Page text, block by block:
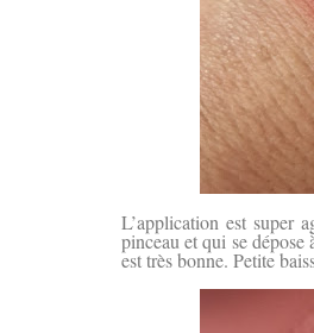
L’application est super
pinceau et qui se dépose
est très bonne. Petite